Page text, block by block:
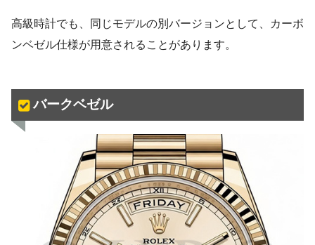
高級時計でも、同じモデルの別バージョンとして、カーボ
ンベゼル仕様が用意されることがあります。
バークベゼル